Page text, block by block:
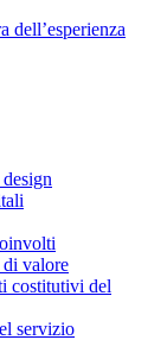
dell’esperienza
di valore
costitutivi del
servizio